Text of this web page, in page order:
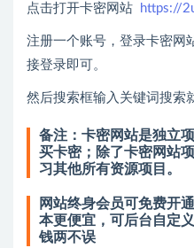
点击打开卡密网站 https://
注册一个账号，登录卡密网
接登录即可。
然后搜索框输入关键词搜索
备注：卡密网站是独立
买卡密；除了卡密网站
习其他所有资源项目。
网站终身会员可免费开
本更便宜，可后台自定
钱两不误